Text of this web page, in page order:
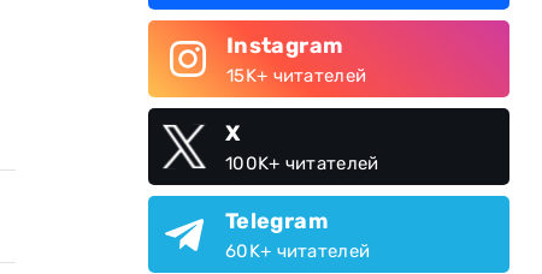
Instagram
15K+ читателей
X
100K+ читателей
Telegram
60K+ читателей